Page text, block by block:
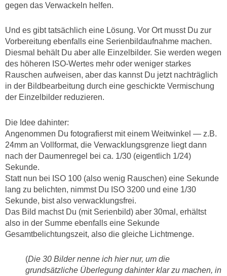
gegen das Verwackeln helfen.
Und es gibt tatsächlich eine Lösung. Vor Ort musst Du zur
Vorbereitung ebenfalls eine Serienbildaufnahme machen.
Diesmal behält Du aber alle Einzelbilder. Sie werden wegen
des höheren ISO-Wertes mehr oder weniger starkes
Rauschen aufweisen, aber das kannst Du jetzt nachträglich
in der Bildbearbeitung durch eine geschickte Vermischung
der Einzelbilder reduzieren.
Die Idee dahinter:
Angenommen Du fotografierst mit einem Weitwinkel — z.B.
24mm an Vollformat, die Verwacklungsgrenze liegt dann
nach der Daumenregel bei ca. 1/30 (eigentlich 1/24)
Sekunde.
Statt nun bei ISO 100 (also wenig Rauschen) eine Sekunde
lang zu belichten, nimmst Du ISO 3200 und eine 1/30
Sekunde, bist also verwacklungsfrei.
Das Bild machst Du (mit Serienbild) aber 30mal, erhältst
also in der Summe ebenfalls eine Sekunde
Gesamtbelichtungszeit, also die gleiche Lichtmenge.
(Die 30 Bilder nenne ich hier nur, um die
grundsätzliche Überlegung dahinter klar zu machen, in